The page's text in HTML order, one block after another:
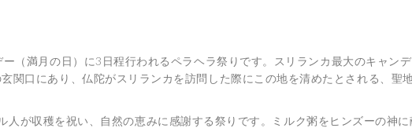
（満月の日）に3日程行われるペラヘラ祭りです。スリランカ最大のキャン
関口にあり、仏陀がスリランカを訪問した際にこの地を清めたとされる、聖
人が収穫を祝い、自然の恵みに感謝する祭りです。ミルク粥をヒンズーの神に